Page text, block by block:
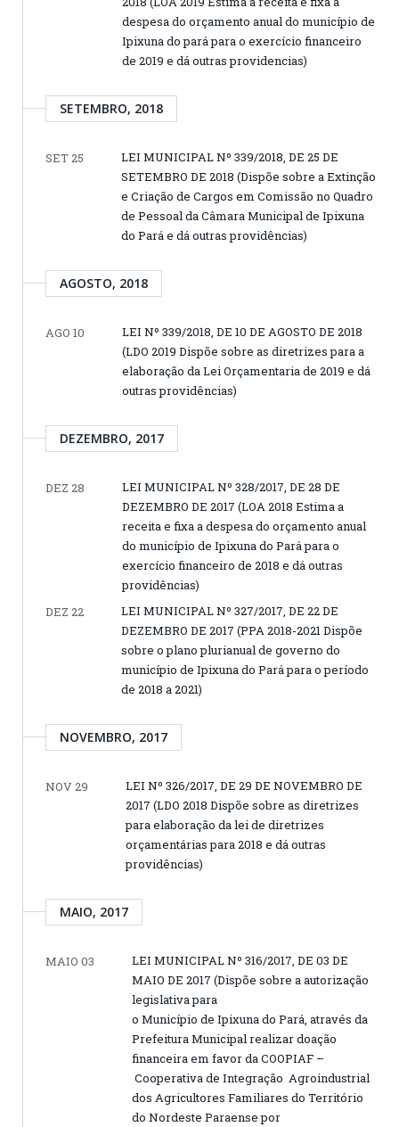
despesa do orçamento anual do município de
Ipixuna do pará para o exercício financeiro
de 2019 e dá outras providencias)
SETEMBRO, 2018
SET 25
LEI MUNICIPAL Nº 339/2018, DE 25 DE
SETEMBRO DE 2018 (Dispõe sobre a Extinção
e Criação de Cargos em Comissão no Quadro
de Pessoal da Câmara Municipal de Ipixuna
do Pará e dá outras providências)
AGOSTO, 2018
AGO 10
LEI Nº 339/2018, DE 10 DE AGOSTO DE 2018
(LDO 2019 Dispõe sobre as diretrizes para a
elaboração da Lei Orçamentaria de 2019 e dá
outras providências)
DEZEMBRO, 2017
DEZ 28
LEI MUNICIPAL Nº 328/2017, DE 28 DE
DEZEMBRO DE 2017 (LOA 2018 Estima a
receita e fixa a despesa do orçamento anual
do município de Ipixuna do Pará para o
exercício financeiro de 2018 e dá outras
providências)
DEZ 22
LEI MUNICIPAL Nº 327/2017, DE 22 DE
DEZEMBRO DE 2017 (PPA 2018-2021 Dispõe
sobre o plano plurianual de governo do
município de Ipixuna do Pará para o período
de 2018 a 2021)
NOVEMBRO, 2017
NOV 29
LEI Nº 326/2017, DE 29 DE NOVEMBRO DE
2017 (LDO 2018 Dispõe sobre as diretrizes
para elaboração da lei de diretrizes
orçamentárias para 2018 e dá outras
providências)
MAIO, 2017
MAIO 03
LEI MUNICIPAL Nº 316/2017, DE 03 DE
MAIO DE 2017 (Dispõe sobre a autorização
legislativa para
o Município de Ipixuna do Pará, através da
Prefeitura Municipal realizar doação
financeira em favor da COOPIAF –
Cooperativa de Integração Agroindustrial
dos Agricultores Familiares do Território
do Nordeste Paraense por